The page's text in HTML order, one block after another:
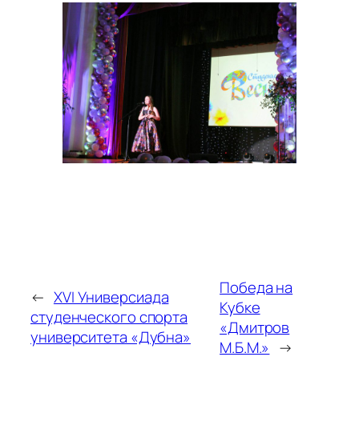
← XVI Универсиада
студенческого спорта
университета «Дубна»
Победа на
Кубке
«Дмитров
М.Б.М.» →